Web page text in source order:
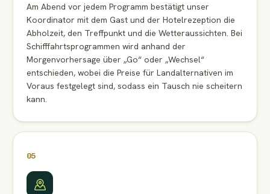
Am Abend vor jedem Programm bestätigt unser
Koordinator mit dem Gast und der Hotelrezeption die
Abholzeit, den Treffpunkt und die Wetteraussichten. Bei
Schifffahrtsprogrammen wird anhand der
Morgenvorhersage über „Go“ oder „Wechsel“
entschieden, wobei die Preise für Landalternativen im
Voraus festgelegt sind, sodass ein Tausch nie scheitern
kann.
05